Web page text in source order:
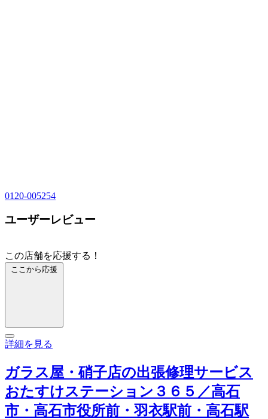
0120-005254
ユーザーレビュー
この店舗を応援する！
ここから応援
詳細を見る
ガラス屋・硝子店の出張修理サービス
おたすけステーション３６５／高石
市・高石市役所前・羽衣駅前・高石駅